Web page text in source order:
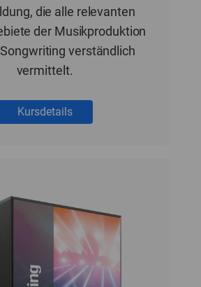
die alle relevanten
der Musikproduktion
verständlich
vermittelt.
Kursdetails